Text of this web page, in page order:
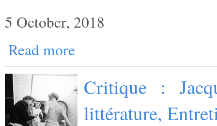
5 October, 2018
Read more
Critique :
littérature,